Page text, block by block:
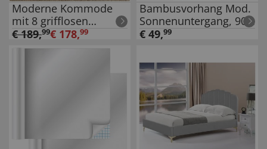
Moderne Kommode
mit 8 grifflosen
Schubladen Weiß
€189,99€ 178,99
Bambusvorhang Mod.
Sonnenuntergang, 90 x
200 cm
€ 49,99